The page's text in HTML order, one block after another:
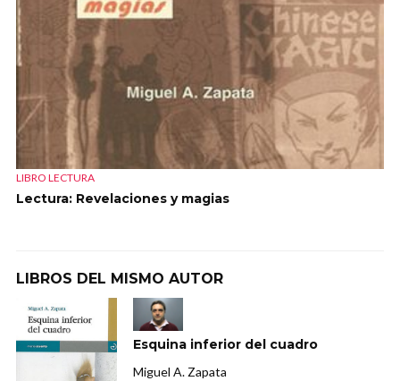
LIBRO LECTURA
Lectura: Revelaciones y magias
LIBROS DEL MISMO AUTOR
Esquina inferior del cuadro
Miguel A. Zapata